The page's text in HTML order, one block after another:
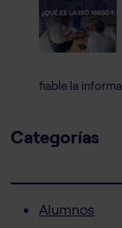
fiable la
Categorías
Alumnos